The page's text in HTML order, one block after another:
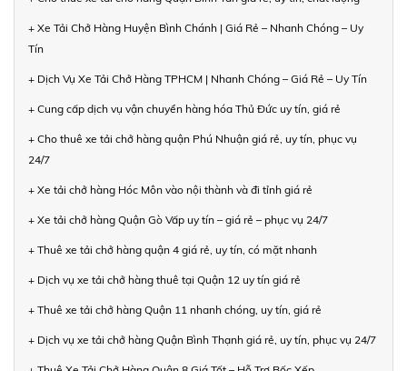
+ Xe Tải Chở Hàng Huyện Bình Chánh | Giá Rẻ – Nhanh Chóng – Uy
Tín
+ Dịch Vụ Xe Tải Chở Hàng TPHCM | Nhanh Chóng – Giá Rẻ – Uy Tín
+ Cung cấp dịch vụ vận chuyển hàng hóa Thủ Đức uy tín, giá rẻ
+ Cho thuê xe tải chở hàng quận Phú Nhuận giá rẻ, uy tín, phục vụ
24/7
+ Xe tải chở hàng Hóc Môn vào nội thành và đi tỉnh giá rẻ
+ Xe tải chở hàng Quận Gò Vấp uy tín – giá rẻ – phục vụ 24/7
+ Thuê xe tải chở hàng quận 4 giá rẻ, uy tín, có mặt nhanh
+ Dịch vụ xe tải chở hàng thuê tại Quận 12 uy tín giá rẻ
+ Thuê xe tải chở hàng Quận 11 nhanh chóng, uy tín, giá rẻ
+ Dịch vụ xe tải chở hàng Quận Bình Thạnh giá rẻ, uy tín, phục vụ 24/7